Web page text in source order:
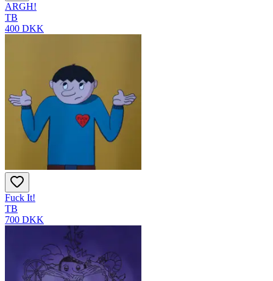
ARGH!
TB
400 DKK
Fuck It!
TB
700 DKK